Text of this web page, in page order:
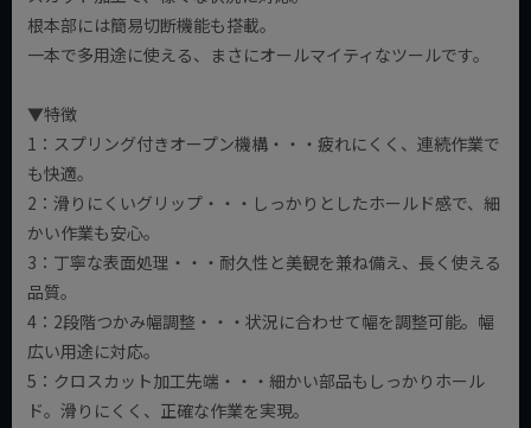
根本部には簡易切断機能も搭載。
一本で多用途に使える、まさにオールマイティなツールです。
▼特徴
1：スプリング付きオープン機構・・・疲れにくく、連続作業で
も快適。
2：滑りにくいグリップ・・・しっかりとしたホールド感で、細
かい作業も安心。
3：丁寧な表面処理・・・耐久性と美観を兼ね備え、長く使える
品質。
4：2段階つかみ幅調整・・・状況に合わせて幅を調整可能。幅
広い用途に対応。
5：クロスカット加工先端・・・細かい部品もしっかりホール
ド。滑りにくく、正確な作業を実現。